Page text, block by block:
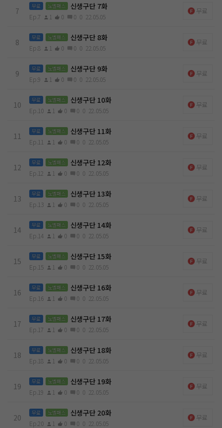
7
무료 노벨패스 신생구단 7화
Ep.7 1 0 0 0 22.05.05
무료
8
무료 노벨패스 신생구단 8화
Ep.8 1 0 0 0 22.05.05
무료
9
무료 노벨패스 신생구단 9화
Ep.9 1 0 0 0 22.05.05
무료
10
무료 노벨패스 신생구단 10화
Ep.10 1 0 0 0 22.05.05
무료
11
무료 노벨패스 신생구단 11화
Ep.11 1 0 0 0 22.05.05
무료
12
무료 노벨패스 신생구단 12화
Ep.12 1 0 0 0 22.05.05
무료
13
무료 노벨패스 신생구단 13화
Ep.13 1 0 0 0 22.05.05
무료
14
무료 노벨패스 신생구단 14화
Ep.14 1 0 0 0 22.05.05
무료
15
무료 노벨패스 신생구단 15화
Ep.15 1 0 0 0 22.05.05
무료
16
무료 노벨패스 신생구단 16화
Ep.16 1 0 0 0 22.05.05
무료
17
무료 노벨패스 신생구단 17화
Ep.17 1 0 0 0 22.05.05
무료
18
무료 노벨패스 신생구단 18화
Ep.18 1 0 0 0 22.05.05
무료
19
무료 노벨패스 신생구단 19화
Ep.19 1 0 0 0 22.05.05
무료
20
무료 노벨패스 신생구단 20화
Ep.20 1 0 0 0 22.05.05
무료